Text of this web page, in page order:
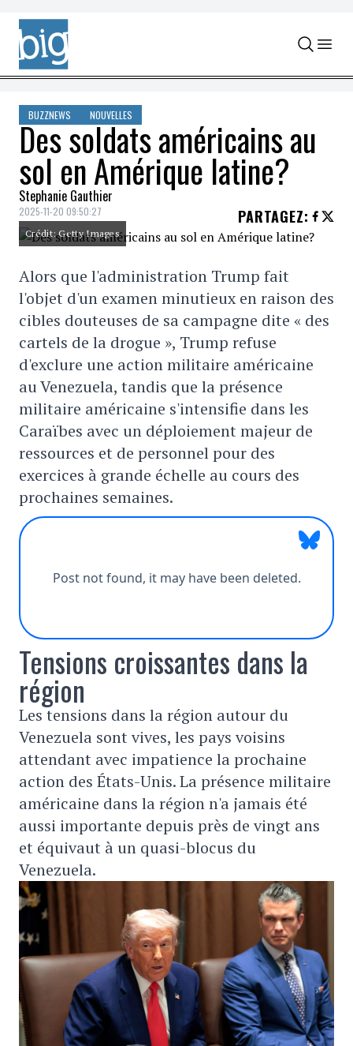
Skip to content
BUZZNEWS NOUVELLES
Des soldats américains au
sol en Amérique latine?
Stephanie Gauthier
2025-11-20 09:50:27 PARTAGEZ:
Crédit: Getty Images
Alors que l'administration Trump fait
l'objet d'un examen minutieux en raison des
cibles douteuses de sa campagne dite « des
cartels de la drogue », Trump refuse
d'exclure une action militaire américaine
au Venezuela, tandis que la présence
militaire américaine s'intensifie dans les
Caraïbes avec un déploiement majeur de
ressources et de personnel pour des
exercices à grande échelle au cours des
prochaines semaines.
Tensions croissantes dans la
région
Les tensions dans la région autour du
Venezuela sont vives, les pays voisins
attendant avec impatience la prochaine
action des États-Unis. La présence militaire
américaine dans la région n'a jamais été
aussi importante depuis près de vingt ans
et équivaut à un quasi-blocus du
Venezuela.